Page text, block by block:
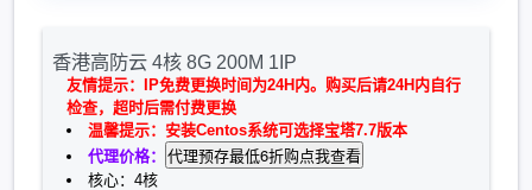
香港高防云 4核 8G 200M 1IP
友情提示：IP免费更换时间为24H内。购买后请24H内自行
检查，超时后需付费更换
温馨提示：安装Centos系统可选择宝塔7.7版本
代理价格：
核心：4核